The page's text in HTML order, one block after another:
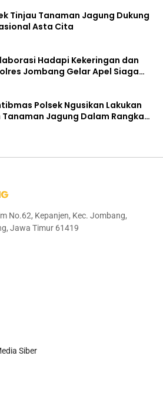
Tinjau Tanaman Jagung Dukung
Asta Cita
Hadapi Kekeringan dan
Jombang Gelar Apel Siaga
Polsek Ngusikan Lakukan
Tanaman Jagung Dalam Rangka
Ketahanan Pangan
No.62, Kepanjen, Kec. Jombang,
Jawa Timur 61419
Siber